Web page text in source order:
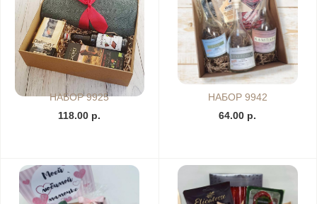
НАБОР 9925
118.00 р.
НАБОР 9942
64.00 р.